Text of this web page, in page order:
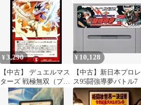
ロレス
¥3,290
【中古】 デュエルマス
ターズ 戦極無双（プロ
モーションカード）/マ
スターズ・クロニク
¥ 10,128
【中古】新日本プロレ
ス95闘強導夢バトル7